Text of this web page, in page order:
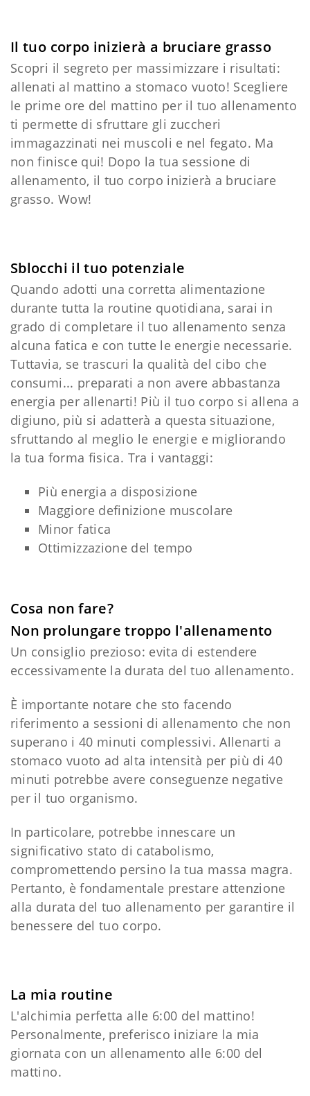
Il tuo corpo inizierà a bruciare grasso
Scopri il segreto per massimizzare i risultati:
allenati al mattino a stomaco vuoto! Scegliere
le prime ore del mattino per il tuo allenamento
ti permette di sfruttare gli zuccheri
immagazzinati nei muscoli e nel fegato. Ma
non finisce qui! Dopo la tua sessione di
allenamento, il tuo corpo inizierà a bruciare
grasso. Wow!
Sblocchi il tuo potenziale
Quando adotti una corretta alimentazione
durante tutta la routine quotidiana, sarai in
grado di completare il tuo allenamento senza
alcuna fatica e con tutte le energie necessarie.
Tuttavia, se trascuri la qualità del cibo che
consumi... preparati a non avere abbastanza
energia per allenarti! Più il tuo corpo si allena a
digiuno, più si adatterà a questa situazione,
sfruttando al meglio le energie e migliorando
la tua forma fisica. Tra i vantaggi:
Più energia a disposizione
Maggiore definizione muscolare
Minor fatica
Ottimizzazione del tempo
Cosa non fare?
Non prolungare troppo l'allenamento
Un consiglio prezioso: evita di estendere
eccessivamente la durata del tuo allenamento.
È importante notare che sto facendo
riferimento a sessioni di allenamento che non
superano i 40 minuti complessivi. Allenarti a
stomaco vuoto ad alta intensità per più di 40
minuti potrebbe avere conseguenze negative
per il tuo organismo.
In particolare, potrebbe innescare un
significativo stato di catabolismo,
compromettendo persino la tua massa magra.
Pertanto, è fondamentale prestare attenzione
alla durata del tuo allenamento per garantire il
benessere del tuo corpo.
La mia routine
L'alchimia perfetta alle 6:00 del mattino!
Personalmente, preferisco iniziare la mia
giornata con un allenamento alle 6:00 del
mattino.